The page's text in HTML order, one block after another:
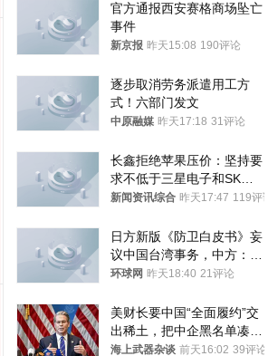
官方通报西安赛格商场坠亡
事件
新京报 昨天15:08 190评论
逐步取消劳务派遣用工方
式！六部门发文
中原融媒 昨天17:18 31评论
长鑫拒绝苹果压价：坚持要
求不低于三星电子和SK海
力士
新闻资讯综合 昨天17:47 119评论
日方新版《防卫白皮书》妄
议中国台湾事务，中方：强
烈不满、坚决反对，已向日
环球网 昨天18:40 21评论
美财长要中国“全面履约”交
出稀土，把中企黑名单凑到
187家，中方做最坏打算
海上武器杂谈 前天16:02 39评论